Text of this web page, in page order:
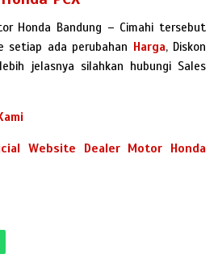
Honda Bandung – Cimahi tersebut
setiap ada perubahan Harga, Diskon
jelasnya silahkan hubungi Sales
Website Dealer Motor Honda